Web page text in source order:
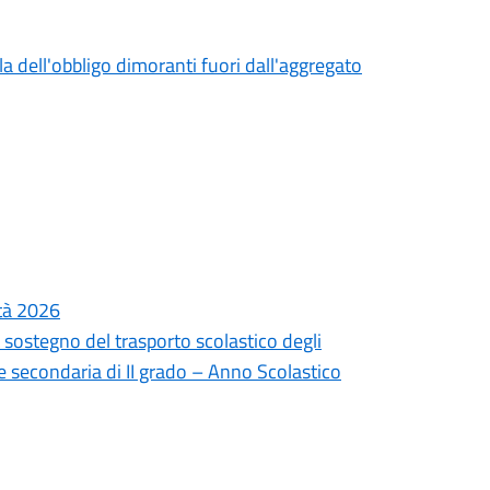
dell'obbligo dimoranti fuori dall'aggregato
2026
del trasporto scolastico degli
di II grado – Anno Scolastico